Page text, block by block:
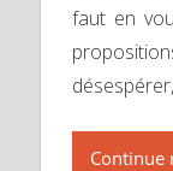
faut en
Continue